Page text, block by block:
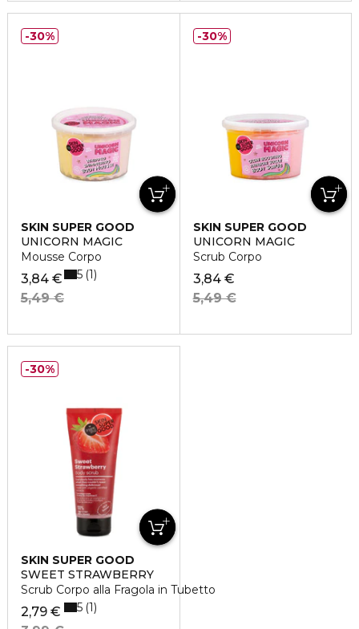
SKIN SUPER GOOD
UNICORN MAGIC
Mousse Corpo
3,84 €
5,49 €
5 1
30%
SKIN SUPER GOOD
UNICORN MAGIC
Scrub Corpo
3,84 €
5,49 €
30%
SKIN SUPER GOOD
SWEET STRAWBERRY
Scrub Corpo alla Fragola in Tubetto
2,79 €
5 1
30%